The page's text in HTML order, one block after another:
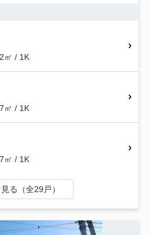
㎡ / 1K
㎡ / 1K
㎡ / 1K
る（全29戸）